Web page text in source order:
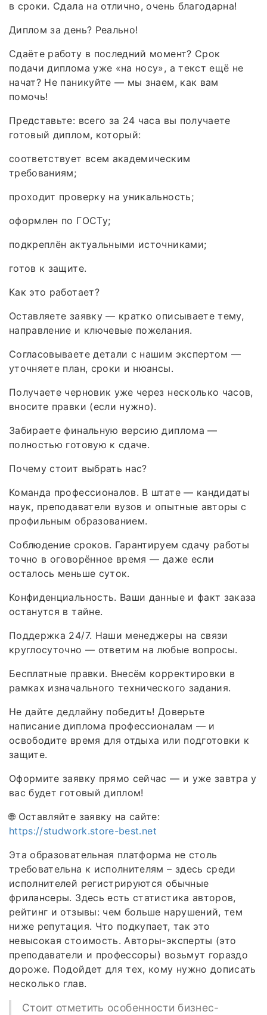
в сроки. Сдала на отлично, очень благодарна!
Диплом за день? Реально!
Сдаёте работу в последний момент? Срок
подачи диплома уже «на носу», а текст ещё не
начат? Не паникуйте — мы знаем, как вам
помочь!
Представьте: всего за 24 часа вы получаете
готовый диплом, который:
соответствует всем академическим
требованиям;
проходит проверку на уникальность;
оформлен по ГОСТу;
подкреплён актуальными источниками;
готов к защите.
Как это работает?
Оставляете заявку — кратко описываете тему,
направление и ключевые пожелания.
Согласовываете детали с нашим экспертом —
уточняете план, сроки и нюансы.
Получаете черновик уже через несколько часов,
вносите правки (если нужно).
Забираете финальную версию диплома —
полностью готовую к сдаче.
Почему стоит выбрать нас?
Команда профессионалов. В штате — кандидаты
наук, преподаватели вузов и опытные авторы с
профильным образованием.
Соблюдение сроков. Гарантируем сдачу работы
точно в оговорённое время — даже если
осталось меньше суток.
Конфиденциальность. Ваши данные и факт заказа
останутся в тайне.
Поддержка 24/7. Наши менеджеры на связи
круглосуточно — ответим на любые вопросы.
Бесплатные правки. Внесём корректировки в
рамках изначального технического задания.
Не дайте дедлайну победить! Доверьте
написание диплома профессионалам — и
освободите время для отдыха или подготовки к
защите.
Оформите заявку прямо сейчас — и уже завтра у
вас будет готовый диплом!
🌐 Оставляйте заявку на сайте:
https://studwork.store-best.net
Эта образовательная платформа не столь
требовательна к исполнителям – здесь среди
исполнителей регистрируются обычные
фрилансеры. Здесь есть статистика авторов,
рейтинг и отзывы: чем больше нарушений, тем
ниже репутация. Что подкупает, так это
невысокая стоимость. Авторы-эксперты (это
преподаватели и профессоры) возьмут гораздо
дороже. Подойдет для тех, кому нужно дописать
несколько глав.
Стоит отметить особенности бизнес-